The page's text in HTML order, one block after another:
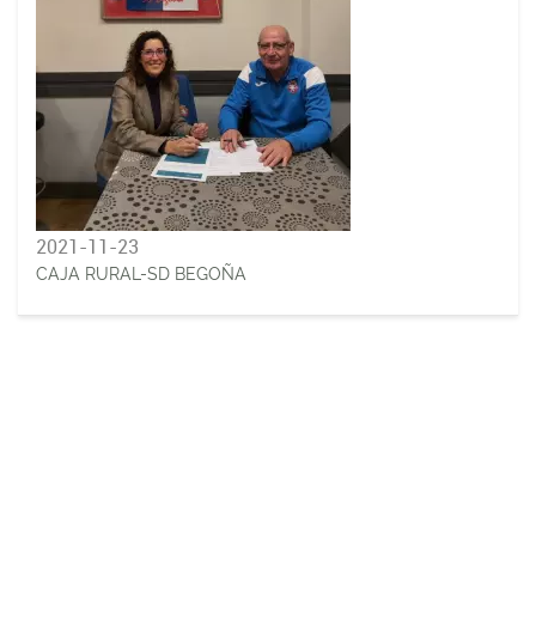
2021-11-23
CAJA RURAL-SD BEGOÑA